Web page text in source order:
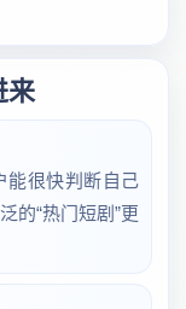
来
能很快判断自己
的“热门短剧”更